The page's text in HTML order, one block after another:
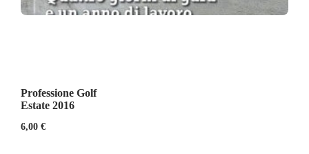
Professione Golf
Estate 2016
6,00 €